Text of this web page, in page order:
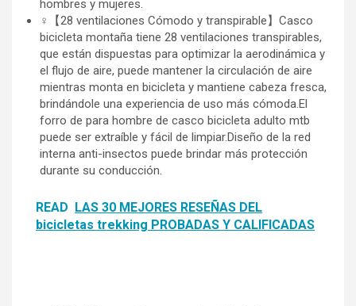
hombres y mujeres.
‍♀️【28 ventilaciones Cómodo y transpirable】Casco
bicicleta montaña tiene 28 ventilaciones transpirables,
que están dispuestas para optimizar la aerodinámica y
el flujo de aire, puede mantener la circulación de aire
mientras monta en bicicleta y mantiene cabeza fresca,
brindándole una experiencia de uso más cómoda.El
forro de para hombre de casco bicicleta adulto mtb
puede ser extraíble y fácil de limpiar.Diseño de la red
interna anti-insectos puede brindar más protección
durante su conducción.
READ
LAS 30 MEJORES RESEÑAS DEL
bicicletas trekking PROBADAS Y CALIFICADAS